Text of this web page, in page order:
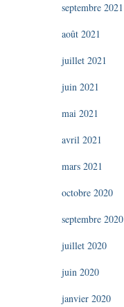
septembre 2021
août 2021
juillet 2021
juin 2021
mai 2021
avril 2021
mars 2021
octobre 2020
septembre 2020
juillet 2020
juin 2020
janvier 2020